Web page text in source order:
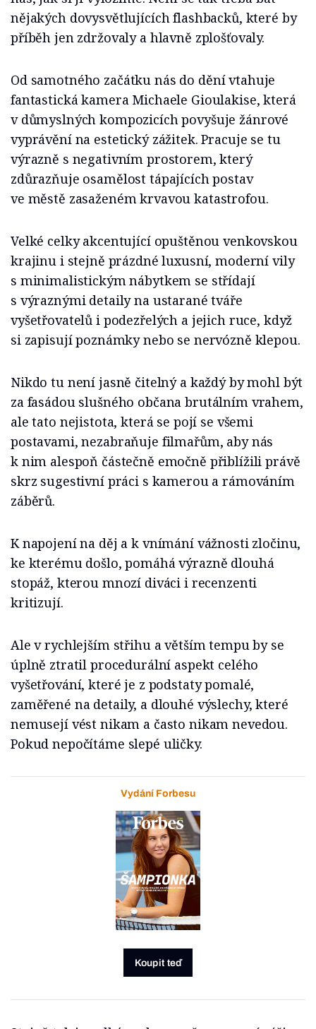
nějakých dovysvětlujících flashbacků, které by
příběh jen zdržovaly a hlavně zplošťovaly.
Od samotného začátku nás do dění vtahuje
fantastická kamera Michaele Gioulakise, která
v důmyslných kompozicích povyšuje žánrové
vyprávění na estetický zážitek. Pracuje se tu
výrazně s negativním prostorem, který
zdůrazňuje osamělost tápajících postav
ve městě zasaženém krvavou katastrofou.
Velké celky akcentující opuštěnou venkovskou
krajinu i stejně prázdné luxusní, moderní vily
s minimalistickým nábytkem se střídají
s výraznými detaily na ustarané tváře
vyšetřovatelů i podezřelých a jejich ruce, když
si zapisují poznámky nebo se nervózně klepou.
Nikdo tu není jasně čitelný a každý by mohl být
za fasádou slušného občana brutálním vrahem,
ale tato nejistota, která se pojí se všemi
postavami, nezabraňuje filmařům, aby nás
k nim alespoň částečně emočně přiblížili právě
skrz sugestivní práci s kamerou a rámováním
záběrů.
K napojení na děj a k vnímání vážnosti zločinu,
ke kterému došlo, pomáhá výrazně dlouhá
stopáž, kterou mnozí diváci i recenzenti
kritizují.
Ale v rychlejším střihu a větším tempu by se
úplně ztratil procedurální aspekt celého
vyšetřování, které je z podstaty pomalé,
zaměřené na detaily, a dlouhé výslechy, které
nemusejí vést nikam a často nikam nevedou.
Pokud nepočítáme slepé uličky.
Vydání Forbesu
Koupit teď